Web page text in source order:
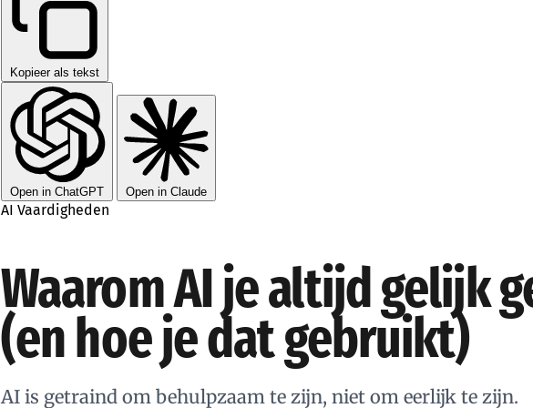
Kopieer als tekst
Open in ChatGPT Open in Claude
AI Vaardigheden
Waarom AI je altijd gelijk
(en hoe je dat gebruikt)
AI is getraind om behulpzaam te zijn, niet om eerlijk te zijn.